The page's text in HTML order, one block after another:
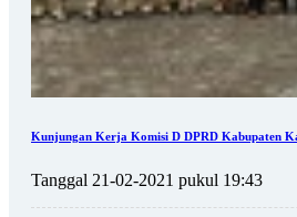
Kunjungan Kerja Komisi D DPRD Kabupaten
Tanggal 21-02-2021 pukul 19:43